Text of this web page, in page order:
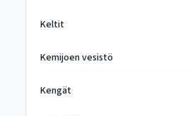
Keltit
Kemijoen vesistö
Kengät